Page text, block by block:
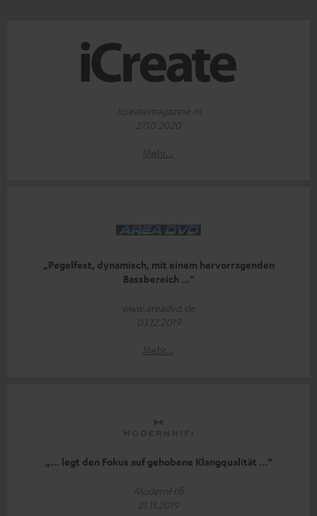
Icreatemagazine.nl
27.10.2020
Mehr...
„Pegelfest, dynamisch, mit einem hervorragenden
Bassbereich …“
www.areadvd.de
03.12.2019
Mehr...
„… legt den Fokus auf gehobene Klangqualität …“
ModernHifi
21.11.2019